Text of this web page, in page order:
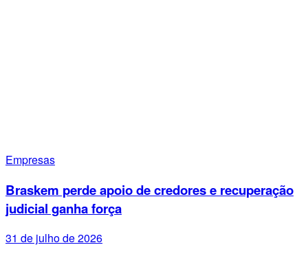
Empresas
Braskem perde apoio de credores e recuperação
judicial ganha força
31 de julho de 2026